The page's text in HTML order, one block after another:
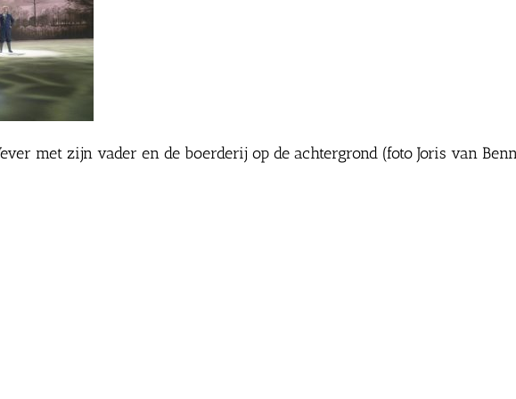
met zijn vader en de boerderij op de achtergrond (foto Joris van